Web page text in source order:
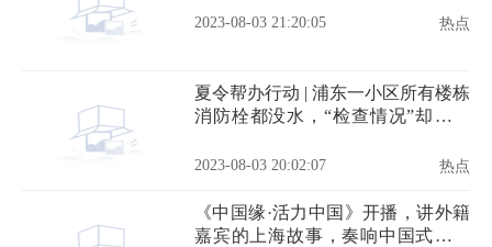
2023-08-03 21:20:05 热点
夏令帮办行动 | 浦东一小区所有楼栋
消防栓都没水，“检查情况”却都打
2023-08-03 20:02:07 热点
《中国缘·活力中国》开播，讲外籍
嘉宾的上海故事，奏响中国式现代